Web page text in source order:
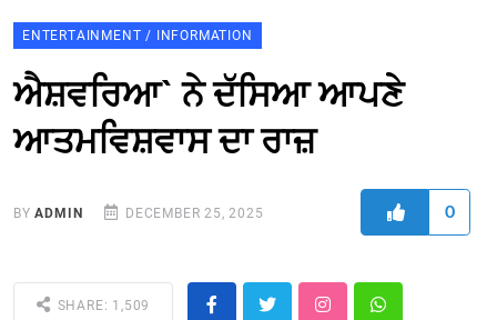
ENTERTAINMENT / INFORMATION
ਐਸ਼ਵਰਿਆ` ਨੇ ਦੱਸਿਆ ਆਪਣੇ
ਆਤਮਵਿਸ਼ਵਾਸ ਦਾ ਰਾਜ਼
BYADMIN DECEMBER 25, 2025 0
SHARE: 1,509